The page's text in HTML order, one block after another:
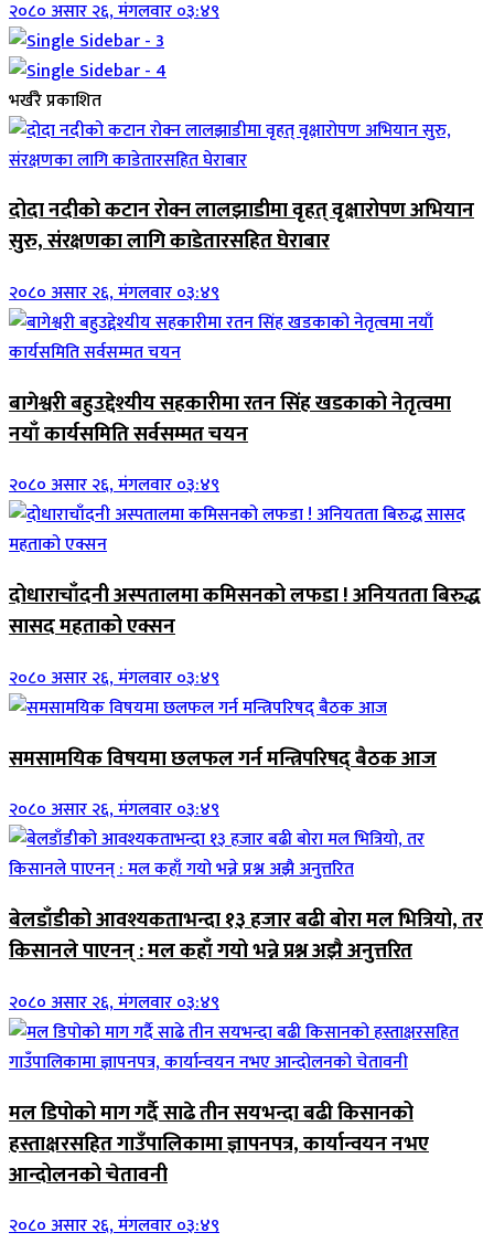
२०८० असार २६, मंगलवार ०३:४९
भर्खरै प्रकाशित
दोदा नदीको कटान रोक्न लालझाडीमा वृहत् वृक्षारोपण अभियान
सुरु, संरक्षणका लागि काडेतारसहित घेराबार
२०८० असार २६, मंगलवार ०३:४९
बागेश्वरी बहुउद्देश्यीय सहकारीमा रतन सिंह खडकाको नेतृत्वमा
नयाँ कार्यसमिति सर्वसम्मत चयन
२०८० असार २६, मंगलवार ०३:४९
दोधाराचाँदनी अस्पतालमा कमिसनको लफडा ! अनियतता बिरुद्ध
सासद महताको एक्सन
२०८० असार २६, मंगलवार ०३:४९
समसामयिक विषयमा छलफल गर्न मन्त्रिपरिषद् बैठक आज
२०८० असार २६, मंगलवार ०३:४९
बेलडाँडीको आवश्यकताभन्दा १३ हजार बढी बोरा मल भित्रियो, तर
किसानले पाएनन् : मल कहाँ गयो भन्ने प्रश्न अझै अनुत्तरित
२०८० असार २६, मंगलवार ०३:४९
मल डिपोको माग गर्दै साढे तीन सयभन्दा बढी किसानको
हस्ताक्षरसहित गाउँपालिकामा ज्ञापनपत्र, कार्यान्वयन नभए
आन्दोलनको चेतावनी
२०८० असार २६, मंगलवार ०३:४९